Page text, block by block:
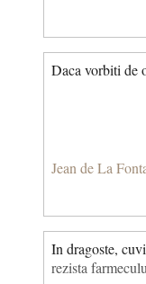
Daca vorbiti de
Jean de La
In dragoste,
rezista